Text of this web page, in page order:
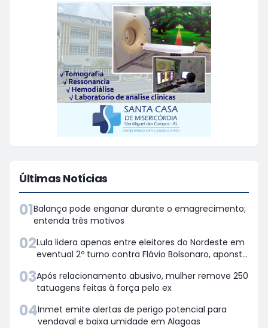
Últimas Notícias
01Balança pode enganar durante o emagrecimento;
entenda três motivos
02Lula lidera apenas entre eleitores do Nordeste em
eventual 2º turno contra Flávio Bolsonaro, aponsta
03Após relacionamento abusivo, mulher remove 250
tatuagens feitas à força pelo ex
04Inmet emite alertas de perigo potencial para
vendaval e baixa umidade em Alagoas